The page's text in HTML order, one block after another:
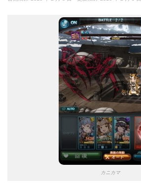
カニカマ